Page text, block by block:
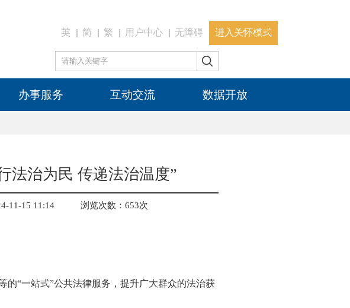
英 简 繁 用户中心 无障碍 进入关怀模式
办事服务 互动交流 数据开放
法治为民 传递法治温度”
11-15 11:14 浏览次数： 653次
的“一站式”公共法律服务，提升广大群众的法治获